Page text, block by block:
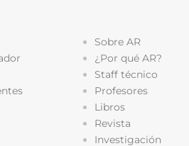
Sobre AR
¿Por qué AR?
Staff técnico
Profesores
Libros
Revista
Investigación